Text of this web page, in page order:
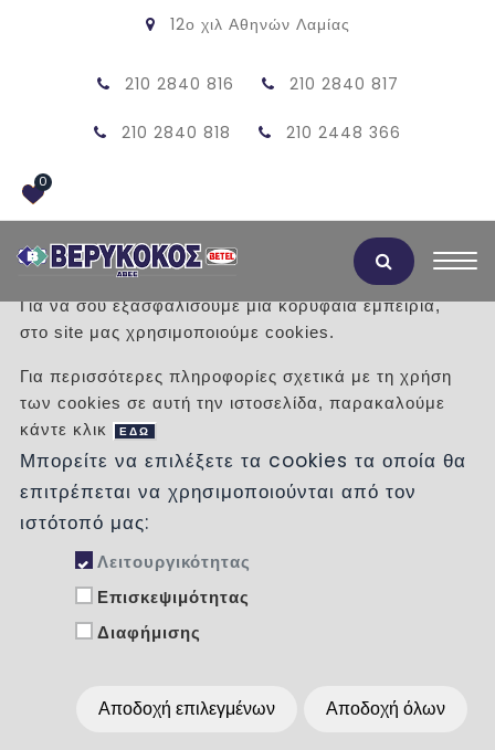
12ο χιλ Αθηνών Λαμίας
210 2840 816 210 2840 817
210 2840 818 210 2448 366
0
/ Προϊόντα /
ΞΥΛΙΝΑ ΔΑΠΕΔΑ
ΗΜΙΜΑΣΙΦ-ΠΡΟΓΥΑΛΙΣΜΕΝΑ
Κατηγορίες
Ταξινόμηση :
Αποδοχή Cookies
Για να σου εξασφαλίσουμε μια κορυφαία εμπειρία,
στο site μας χρησιμοποιούμε cookies.
Για περισσότερες πληροφορίες σχετικά με τη χρήση
των cookies σε αυτή την ιστοσελίδα, παρακαλούμε
κάντε κλικ
ΕΔΩ
Μπορείτε να επιλέξετε τα cookies τα οποία θα
επιτρέπεται να χρησιμοποιούνται από τον
ιστότοπό μας:
Λειτουργικότητας
Επισκεψιμότητας
Διαφήμισης
Αποδοχή επιλεγμένων Αποδοχή όλων